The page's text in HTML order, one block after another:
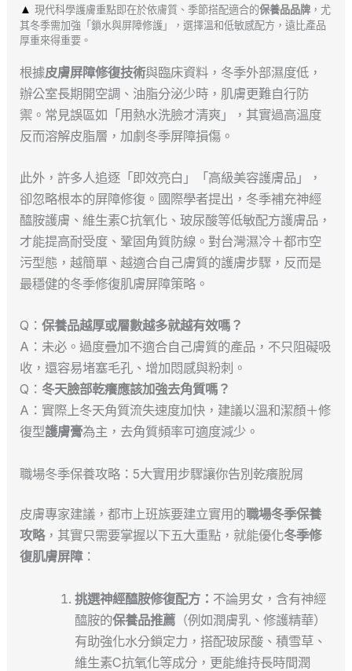
▲ 現代科學護膚重點即在於依膚質、季節搭配適合的保養品品牌 ，尤
其冬季需加強「鎖水與屏障修護」，選擇溫和低敏感配方，遠比產品
厚重來得重要。
根據皮膚屏障修復技術與臨床資料，冬季外部濕度低，
辦公室長期開空調、油脂分泌少時，肌膚更難自行防
禦。常見誤區如「用熱水洗臉才清爽」，其實過高溫度
反而溶解皮脂層，加劇冬季屏障損傷。
此外，許多人追逐「即效亮白」「高級美容護膚品」，
卻忽略根本的屏障修復。國際學者提出，冬季補充神經
醯胺護膚、維生素C抗氧化、玻尿酸等低敏配方護膚品，
才能提高耐受度、鞏固角質防線。對台灣濕冷＋都市空
污型態，越簡單、越適合自己膚質的護膚步驟，反而是
最穩健的冬季修復肌膚屏障策略。
Q：保養品越厚或層數越多就越有效嗎？
A：未必。過度疊加不適合自己膚質的產品，不只阻礙吸
收，還容易堵塞毛孔、增加悶感與粉刺。
Q：冬天臉部乾癢應該加強去角質嗎？
A：實際上冬天角質流失速度加快，建議以溫和潔顏＋修
復型護膚膏為主，去角質頻率可適度減少。
職場冬季保養攻略：5大實用步驟讓你告別乾癢脫屑
皮膚專家建議，都市上班族要建立實用的職場冬季保養
攻略，其實只需要掌握以下五大重點，就能優化冬季修
復肌膚屏障：
挑選神經醯胺修復配方： 不論男女，含有神經
醯胺的保養品推薦（例如潤膚乳、修護精華）
有助強化水分鎖定力，搭配玻尿酸、積雪草、
維生素C抗氧化等成分，更能維持長時間潤